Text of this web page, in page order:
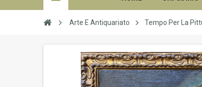
Arte E Antiquariato Tempo Per La